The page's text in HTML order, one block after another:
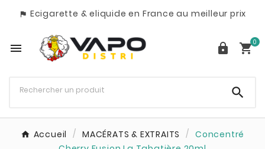
 Ecigarette & eliquide en France au meilleur prix
  0

Accueil MACÉRATS & EXTRAITS
Concentré